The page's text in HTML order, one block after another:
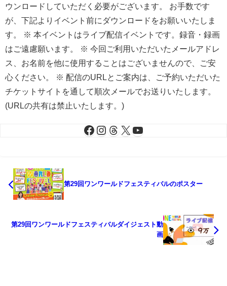
ウンロードしていただく必要がございます。 お手数です
が、下記よりイベント前にダウンロードをお願いいたしま
す。 ※ 本イベントはライブ配信イベントです。録音・録画
はご遠慮願います。 ※ 今回ご利用いただいたメールアドレ
ス、お名前を他に使用することはございませんので、ご安
心ください。 ※ 配信のURLとご案内は、ご予約いただいた
チケットサイトを通して順次メールでお送りいたします。
(URLの共有は禁止いたします。)
第29回ワンワールドフェスティバルのポスター
第29回ワンワールドフェスティバルダイジェスト動
画